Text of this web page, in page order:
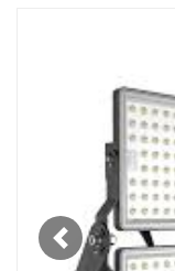
Previous